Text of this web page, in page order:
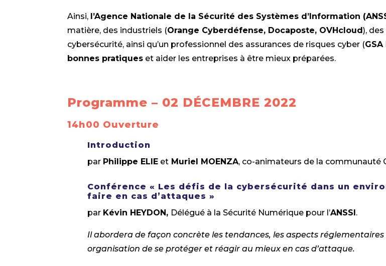
Ainsi, l’Agence Nationale de la Sécurité des Systèmes d’Information
matière, des industriels (Orange Cyberdéfense, Docaposte, OVHcloud),
cybersécurité, ainsi qu’un professionnel des assurances de risques cyber (GSA
bonnes pratiques et aider les entreprises à être mieux préparées.
Programme – 02 DÉCEMBRE 2022
14h00 Ouverture
Introduction
par Philippe ELIE et Muriel MOENZA, co-animateurs de la communauté
Conférence « Les défis de la cybersécurité dans un
faire en cas d’attaques »
par Kévin HEYDON, Délégué à la Sécurité Numérique pour l’ANSSI .
Il abordera de façon concrète les tendances, les aspects
organisation de se protéger et réagir au mieux en cas d’attaque.